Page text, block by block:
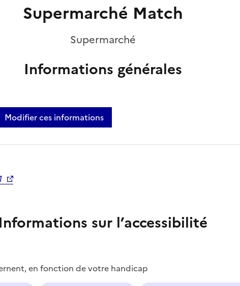
Supermarché Match
Supermarché
Informations générales
Modifier ces informations
sur l’accessibilité
en fonction de votre handicap